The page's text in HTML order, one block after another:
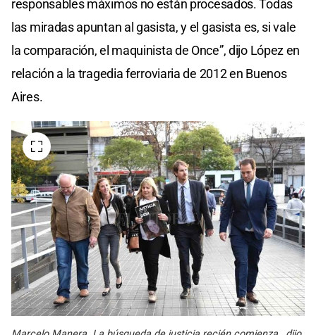
responsables máximos no están procesados. Todas
las miradas apuntan al gasista, y el gasista es, si vale
la comparación, el maquinista de Once”, dijo López en
relación a la tragedia ferroviaria de 2012 en Buenos
Aires.